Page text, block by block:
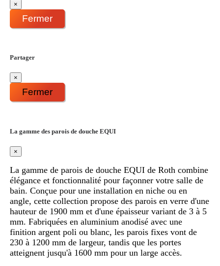
×
Fermer
Partager
×
Fermer
La gamme des parois de douche EQUI
×
La gamme de parois de douche EQUI de Roth combine
élégance et fonctionnalité pour façonner votre salle de
bain. Conçue pour une installation en niche ou en
angle, cette collection propose des parois en verre d'une
hauteur de 1900 mm et d'une épaisseur variant de 3 à 5
mm. Fabriquées en aluminium anodisé avec une
finition argent poli ou blanc, les parois fixes vont de
230 à 1200 mm de largeur, tandis que les portes
atteignent jusqu'à 1600 mm pour un large accès.